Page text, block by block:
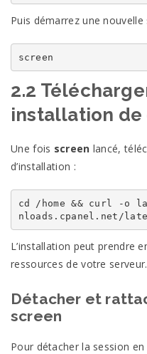
Puis démarrez une nouvelle
screen
2.2
installation de
Une fois screen lancé,
d’installation :
cd /home && curl
-o
nloads.cpanel.net/
L’installation peut prendre
ressources de votre serveur.
Détacher et
screen
Pour détacher la session